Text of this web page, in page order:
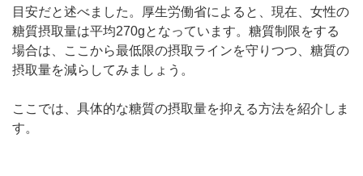
目安だと述べました。厚生労働省によると、現在、女性の
糖質摂取量は平均270gとなっています。糖質制限をする
場合は、ここから最低限の摂取ラインを守りつつ、糖質の
摂取量を減らしてみましょう。
ここでは、具体的な糖質の摂取量を抑える方法を紹介しま
す。